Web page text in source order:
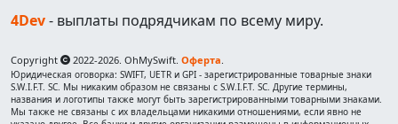
4Dev- выплаты подрядчикам по всему миру.
Copyright 2022-2026. OhMySwift. Оферта.
Юридическая оговорка: SWIFT, UETR и GPI - зарегистрированные товарные знаки
S.W.I.F.T. SC. Мы никаким образом не связаны с S.W.I.F.T. SC. Другие термины,
названия и логотипы также могут быть зарегистрированными товарными знаками.
Мы также не связаны с их владельцами никакими отношениями, если явно не